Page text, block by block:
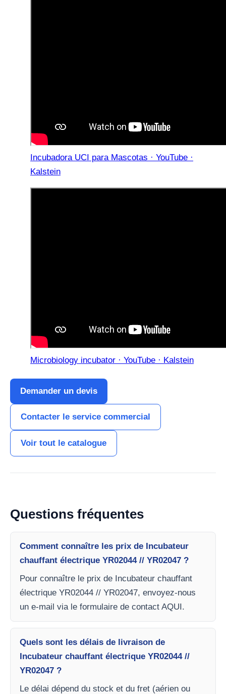
Incubadora UCI para Mascotas · YouTube ·
Kalstein
Microbiology incubator · YouTube · Kalstein
Demander un devis
Contacter le service commercial
Voir tout le catalogue
Questions fréquentes
Comment connaître les prix de Incubateur
chauffant électrique YR02044 // YR02047 ?
Pour connaître le prix de Incubateur chauffant
électrique YR02044 // YR02047, envoyez-nous
un e-mail via le formulaire de contact AQUI.
Quels sont les délais de livraison de
Incubateur chauffant électrique YR02044 //
YR02047 ?
Le délai dépend du stock et du fret (aérien ou